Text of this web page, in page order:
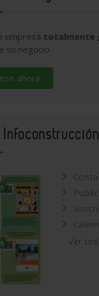
empresa totalmente
su negocio
ahora
Ver